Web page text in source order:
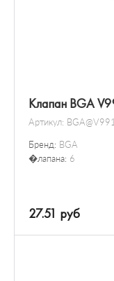
Клапан BGA
Артикул:
Бренд: BGA
�лапана: 6
27.51 руб